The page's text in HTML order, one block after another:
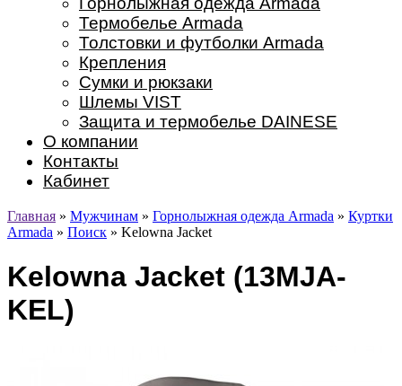
Термобелье Armada
Толстовки и футболки Armada
Крепления
Сумки и рюкзаки
Шлемы VIST
Защита и термобелье DAINESE
О компании
Контакты
Кабинет
Главная » Мужчинам » Горнолыжная одежда Armada » Куртки
Armada » Поиск » Kelowna Jacket
Kelowna Jacket (13MJA-
KEL)